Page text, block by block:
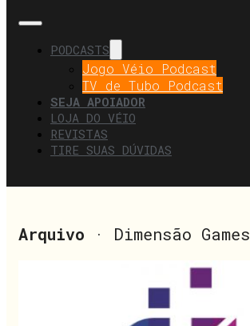
PODCASTS
Jogo Véio Podcast
TV de Tubo Podcast
SEJA APOIADOR
LOJA DO VÉIO
REVISTAS
TIRE SUAS DÚVIDAS
Arquivo · Dimensão Games